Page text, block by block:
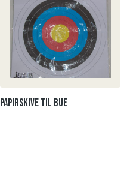
Papirskive til Bue